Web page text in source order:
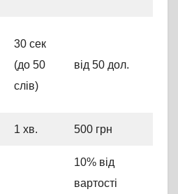
30 сек
(до 50
слів)
від 50 дол.
1 хв. 500 грн
10% від
вартості